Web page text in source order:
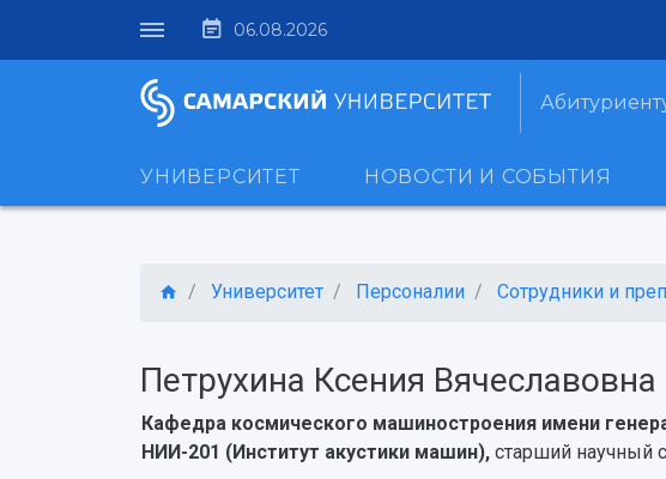
06.08.2026
УНИВЕРСИТЕТ НОВОСТИ И СОБЫТИЯ
Университет Персоналии Сотрудники и
Петрухина Ксения Вячеславовна
Кафедра космического машиностроения имени
НИИ-201 (Институт акустики машин), старший научный